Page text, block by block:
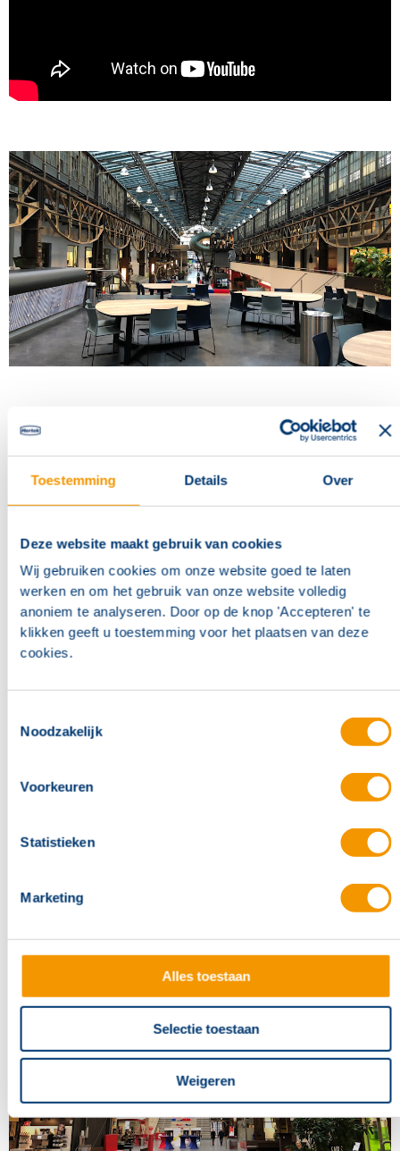
Toestemming Details Over
Deze website maakt gebruik van cookies
Wij gebruiken cookies om onze website goed te laten
werken en om het gebruik van onze website volledig
anoniem te analyseren. Door op de knop 'Accepteren' te
klikken geeft u toestemming voor het plaatsen van deze
cookies.
Noodzakelijk
Voorkeuren
Statistieken
Marketing
Alles toestaan
Selectie toestaan
Weigeren